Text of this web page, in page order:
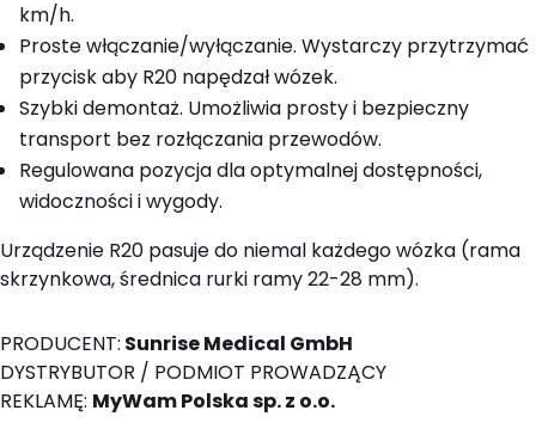
km/h.
Proste włączanie/wyłączanie. Wystarczy przytrzymać
przycisk aby R20 napędzał wózek.
Szybki demontaż. Umożliwia prosty i bezpieczny
transport bez rozłączania przewodów.
Regulowana pozycja dla optymalnej dostępności,
widoczności i wygody.
Urządzenie R20 pasuje do niemal każdego wózka (rama
skrzynkowa, średnica rurki ramy 22-28 mm).
PRODUCENT: Sunrise Medical GmbH
DYSTRYBUTOR / PODMIOT PROWADZĄCY
REKLAMĘ: MyWam Polska sp. z o.o.